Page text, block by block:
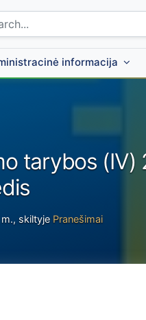
site:
informacija
tarybos
skiltyje Pranešimai